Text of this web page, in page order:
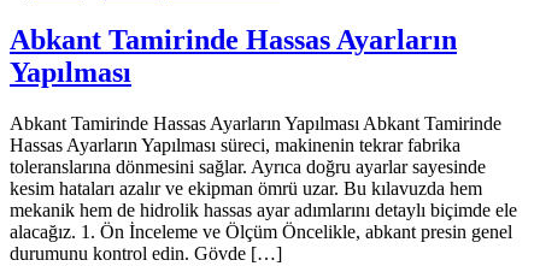
Abkant Tamirinde Hassas Ayarların
Yapılması
Abkant Tamirinde Hassas Ayarların Yapılması Abkant Tamirinde
Hassas Ayarların Yapılması süreci, makinenin tekrar fabrika
toleranslarına dönmesini sağlar. Ayrıca doğru ayarlar sayesinde
kesim hataları azalır ve ekipman ömrü uzar. Bu kılavuzda hem
mekanik hem de hidrolik hassas ayar adımlarını detaylı biçimde ele
alacağız. 1. Ön İnceleme ve Ölçüm Öncelikle, abkant presin genel
durumunu kontrol edin. Gövde […]